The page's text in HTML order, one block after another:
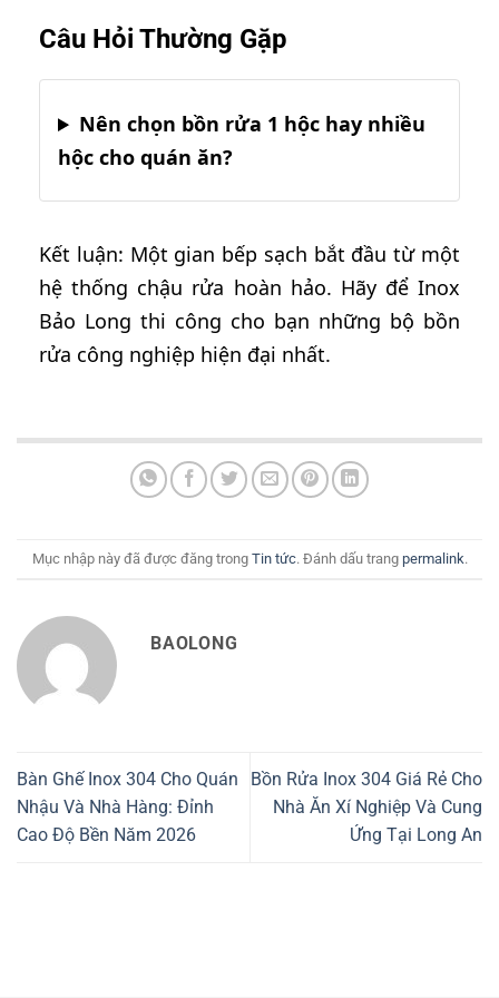
Câu Hỏi Thường Gặp
Nên chọn bồn rửa 1 hộc hay nhiều
hộc cho quán ăn?
Kết luận: Một gian bếp sạch bắt đầu từ một
hệ thống chậu rửa hoàn hảo. Hãy để Inox
Bảo Long thi công cho bạn những bộ bồn
rửa công nghiệp hiện đại nhất.
Mục nhập này đã được đăng trong Tin tức. Đánh dấu trang permalink.
BAOLONG
Bàn Ghế Inox 304 Cho Quán
Nhậu Và Nhà Hàng: Đỉnh
Cao Độ Bền Năm 2026
Bồn Rửa Inox 304 Giá Rẻ Cho
Nhà Ăn Xí Nghiệp Và Cung
Ứng Tại Long An